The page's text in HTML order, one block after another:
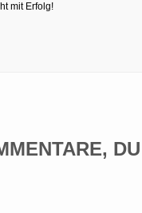
mit Erfolg!